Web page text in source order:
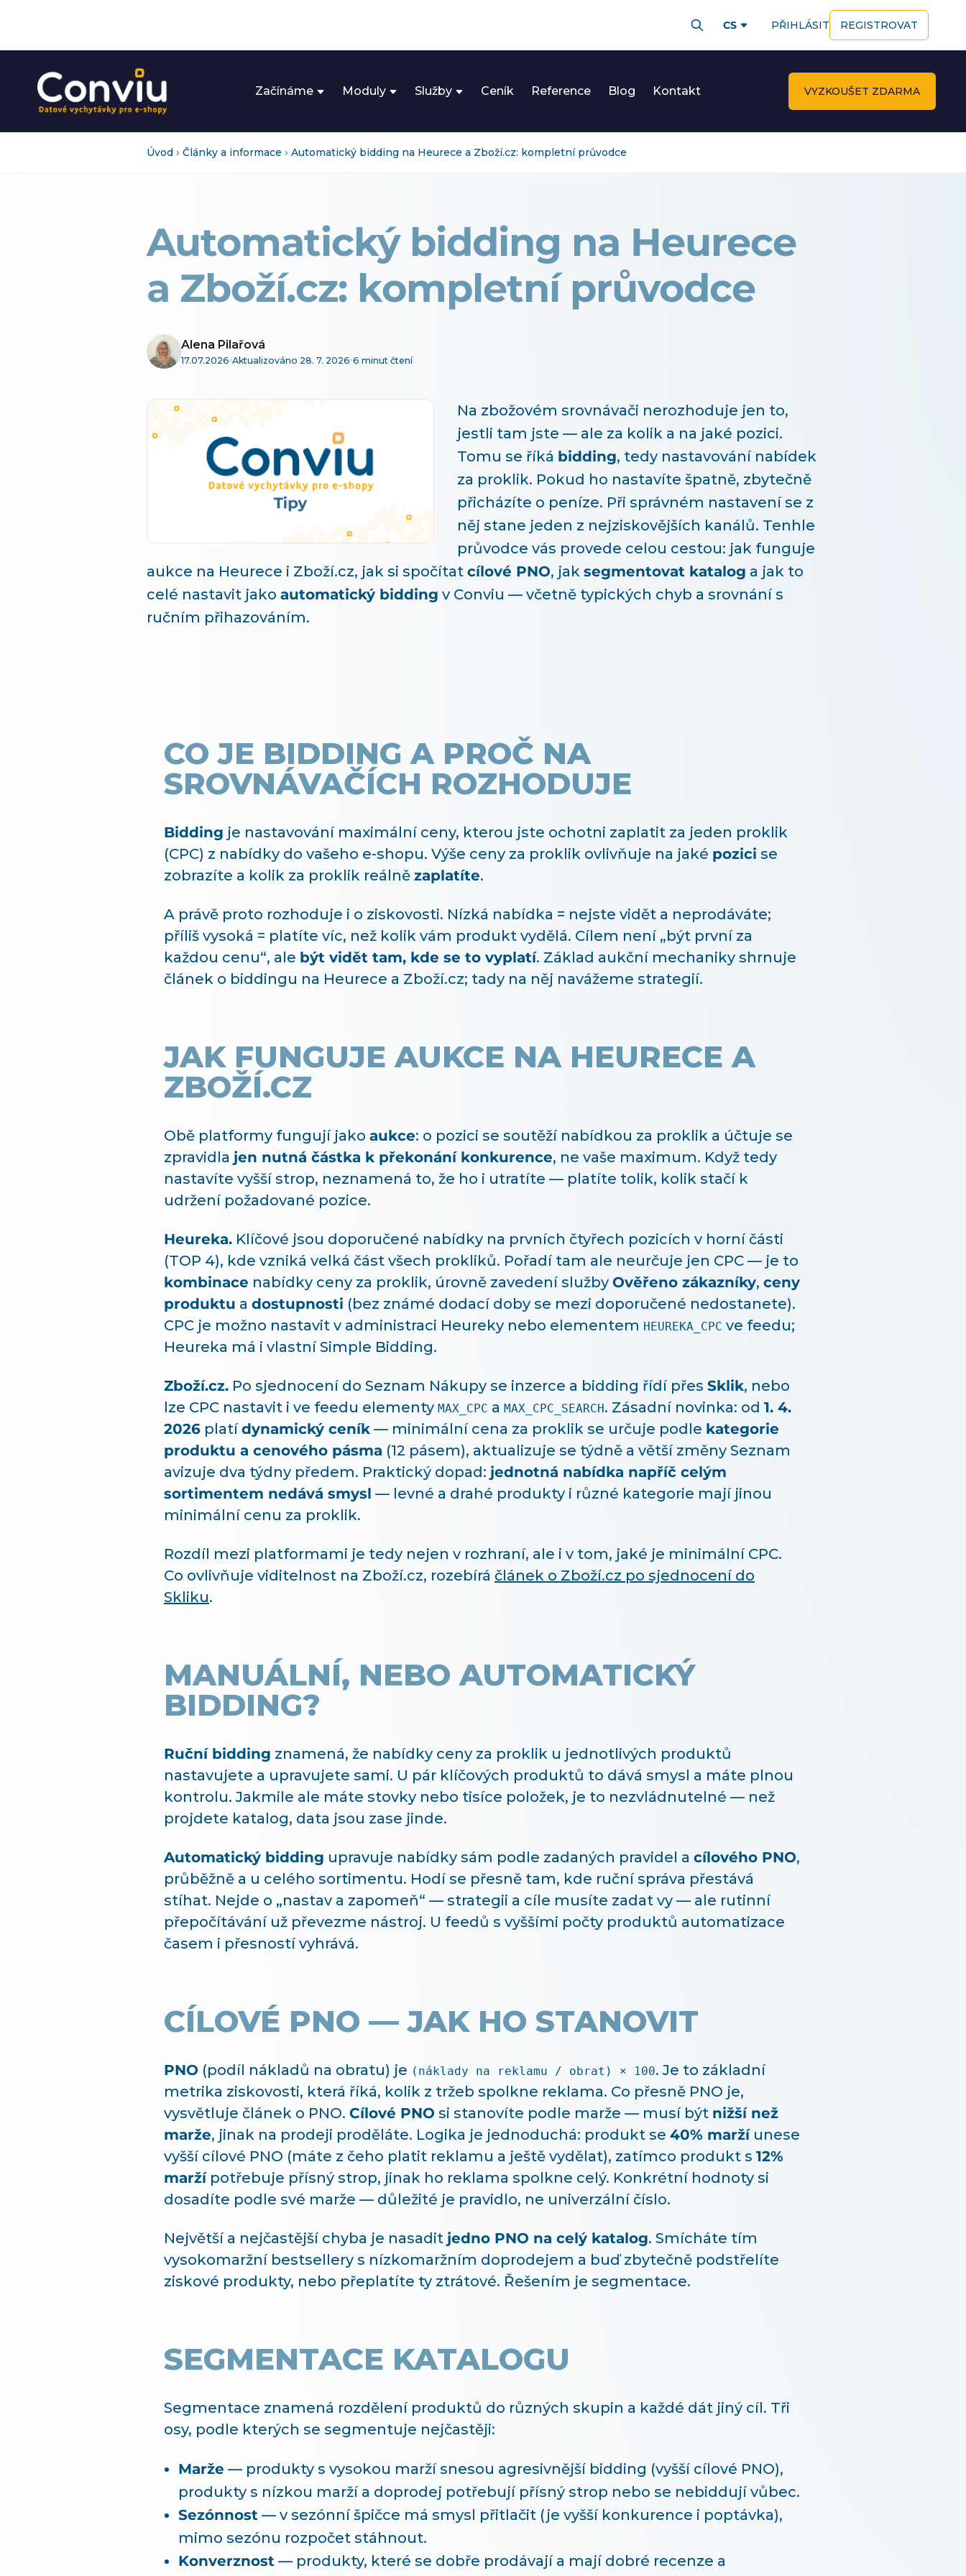
CS PŘIHLÁSIT REGISTROVAT
VYZKOUŠET ZDARMA
Začínáme Moduly Služby Ceník Reference Blog Kontakt
Úvod › Články a informace › Automatický bidding na Heurece a Zboží.cz: kompletní průvodce
Automatický bidding na Heurece
a Zboží.cz: kompletní průvodce
Alena Pilařová
17.07.2026 Aktualizováno 28. 7. 2026 6 minut čtení
Na zbožovém srovnávači nerozhoduje jen to,
jestli tam jste — ale za kolik a na jaké pozici.
Tomu se říká bidding, tedy nastavování nabídek
za proklik. Pokud ho nastavíte špatně, zbytečně
přicházíte o peníze. Při správném nastavení se z
něj stane jeden z nejziskovějších kanálů. Tenhle
průvodce vás provede celou cestou: jak funguje
aukce na Heurece i Zboží.cz, jak si spočítat cílové PNO, jak segmentovat katalog a jak to
celé nastavit jako automatický bidding v Conviu — včetně typických chyb a srovnání s
ručním přihazováním.
CO JE BIDDING A PROČ NA
SROVNÁVAČÍCH ROZHODUJE
Bidding je nastavování maximální ceny, kterou jste ochotni zaplatit za jeden proklik
(CPC) z nabídky do vašeho e-shopu. Výše ceny za proklik ovlivňuje na jaké pozici se
zobrazíte a kolik za proklik reálně zaplatíte.
A právě proto rozhoduje i o ziskovosti. Nízká nabídka = nejste vidět a neprodáváte;
příliš vysoká = platíte víc, než kolik vám produkt vydělá. Cílem není „být první za
každou cenu“, ale být vidět tam, kde se to vyplatí. Základ aukční mechaniky shrnuje
článek o biddingu na Heurece a Zboží.cz; tady na něj navážeme strategií.
JAK FUNGUJE AUKCE NA HEURECE A
ZBOŽÍ.CZ
Obě platformy fungují jako aukce: o pozici se soutěží nabídkou za proklik a účtuje se
zpravidla jen nutná částka k překonání konkurence, ne vaše maximum. Když tedy
nastavíte vyšší strop, neznamená to, že ho i utratíte — platíte tolik, kolik stačí k
udržení požadované pozice.
Heureka. Klíčové jsou doporučené nabídky na prvních čtyřech pozicích v horní části
(TOP 4), kde vzniká velká část všech prokliků. Pořadí tam ale neurčuje jen CPC — je to
kombinace nabídky ceny za proklik, úrovně zavedení služby Ověřeno zákazníky, ceny
produktu a dostupnosti (bez známé dodací doby se mezi doporučené nedostanete).
CPC je možno nastavit v administraci Heureky nebo elementem HEUREKA_CPC ve feedu;
Heureka má i vlastní Simple Bidding.
Zboží.cz. Po sjednocení do Seznam Nákupy se inzerce a bidding řídí přes Sklik, nebo
lze CPC nastavit i ve feedu elementy MAX_CPC a MAX_CPC_SEARCH. Zásadní novinka: od 1. 4.
2026 platídynamický ceník — minimální cena za proklik se určuje podle kategorie
produktu a cenového pásma (12 pásem), aktualizuje se týdně a větší změny Seznam
avizuje dva týdny předem. Praktický dopad: jednotná nabídka napříč celým
sortimentem nedává smysl — levné a drahé produkty i různé kategorie mají jinou
minimální cenu za proklik.
Rozdíl mezi platformami je tedy nejen v rozhraní, ale i v tom, jaké je minimální CPC.
Co ovlivňuje viditelnost na Zboží.cz, rozebírá článek o Zboží.cz po sjednocení do
Skliku.
MANUÁLNÍ, NEBO AUTOMATICKÝ
BIDDING?
Ruční bidding znamená, že nabídky ceny za proklik u jednotlivých produktů
nastavujete a upravujete sami. U pár klíčových produktů to dává smysl a máte plnou
kontrolu. Jakmile ale máte stovky nebo tisíce položek, je to nezvládnutelné — než
projdete katalog, data jsou zase jinde.
Automatický bidding upravuje nabídky sám podle zadaných pravidel a cílového PNO,
průběžně a u celého sortimentu. Hodí se přesně tam, kde ruční správa přestává
stíhat. Nejde o „nastav a zapomeň“ — strategii a cíle musíte zadat vy — ale rutinní
přepočítávání už převezme nástroj. U feedů s vyššími počty produktů automatizace
časem i přesností vyhrává.
CÍLOVÉ PNO — JAK HO STANOVIT
PNO (podíl nákladů na obratu) je (náklady na reklamu / obrat) × 100. Je to základní
metrika ziskovosti, která říká, kolik z tržeb spolkne reklama. Co přesně PNO je,
vysvětluje článek o PNO. Cílové PNO si stanovíte podle marže — musí být nižší než
marže, jinak na prodeji proděláte. Logika je jednoduchá: produkt se 40% maržíunese
vyšší cílové PNO (máte z čeho platit reklamu a ještě vydělat), zatímco produkt s 12%
maržípotřebuje přísný strop, jinak ho reklama spolkne celý. Konkrétní hodnoty si
dosadíte podle své marže — důležité je pravidlo, ne univerzální číslo.
Největší a nejčastější chyba je nasadit jedno PNO na celý katalog. Smícháte tím
vysokomaržní bestsellery s nízkomaržním doprodejem a buď zbytečně podstřelíte
ziskové produkty, nebo přeplatíte ty ztrátové. Řešením je segmentace.
SEGMENTACE KATALOGU
Segmentace znamená rozdělení produktů do různých skupin a každé dát jiný cíl. Tři
osy, podle kterých se segmentuje nejčastěji:
Marže — produkty s vysokou marží snesou agresivnější bidding (vyšší cílové PNO),
produkty s nízkou marží a doprodej potřebují přísný strop nebo se nebiddují vůbec.
Sezónnost — v sezónní špičce má smysl přitlačit (je vyšší konkurence i poptávka),
mimo sezónu rozpočet stáhnout.
Konverznost — produkty, které se dobře prodávají a mají dobré recenze a